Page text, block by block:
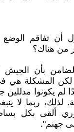
أن تفاقم
من هناك؟
بأن الجيش
لكن المشكلة هي
لم يكونوا مدللين
لذلك، ربما لا
ألقى بكل
جهنم".